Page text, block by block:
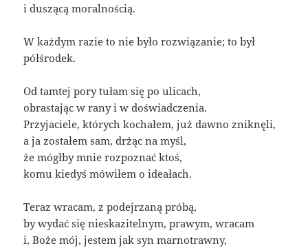
i duszącą moralnością.
W każdym razie to nie było rozwiązanie; to był
półśrodek.
Od tamtej pory tułam się po ulicach,
obrastając w rany i w doświadczenia.
Przyjaciele, których kochałem, już dawno zniknęli,
a ja zostałem sam, drżąc na myśl,
że mógłby mnie rozpoznać ktoś,
komu kiedyś mówiłem o ideałach.
Teraz wracam, z podejrzaną próbą,
by wydać się nieskazitelnym, prawym, wracam
i, Boże mój, jestem jak syn marnotrawny,